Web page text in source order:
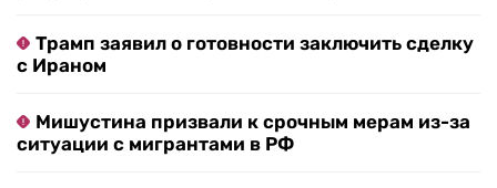
Трамп заявил о готовности заключить сделку
с Ираном
Мишустина призвали к срочным мерам из-за
ситуации с мигрантами в РФ